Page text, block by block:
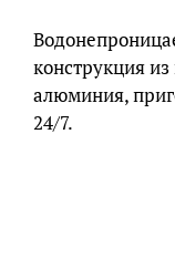
конструкция
алюминия,
24/7.